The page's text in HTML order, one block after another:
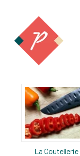
La Coutellerie